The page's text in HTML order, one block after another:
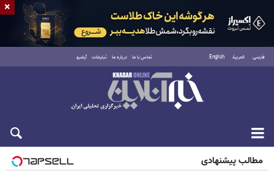
فارسی العربية English تماس با ما درباره ما تبلیغات آرشیو
شنبه ۱۷ مرداد ۱۴۰۵
مطالب پیشنهادی
×